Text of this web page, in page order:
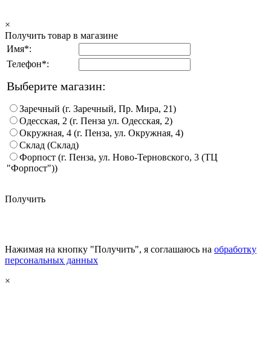
×
Получить товар в магазине
Имя*:
Телефон*:
Выберите магазин:
Заречный (г. Заречный, Пр. Мира, 21)
Одесская, 2 (г. Пенза ул. Одесская, 2)
Окружная, 4 (г. Пенза, ул. Окружная, 4)
Склад (Склад)
Форпост (г. Пенза, ул. Ново-Терновского, 3 (ТЦ
"Форпост"))
Получить
Нажимая на кнопку "Получить", я соглашаюсь на обработку
персональных данных
×